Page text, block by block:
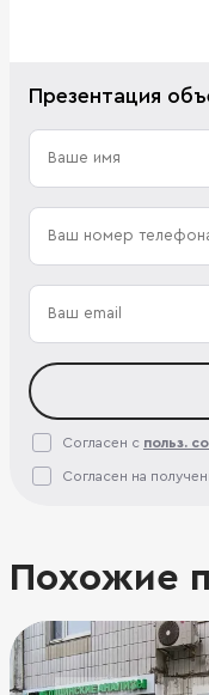
Презентация
Согласен с польз.
Согласен на
Похожие